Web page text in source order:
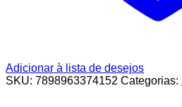
Adicionar à lista de desejos
SKU: 7898963374152 Categorias: